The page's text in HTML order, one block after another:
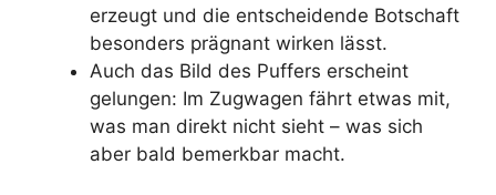
erzeugt und die entscheidende Botschaft
besonders prägnant wirken lässt.
Auch das Bild des Puffers erscheint
gelungen: Im Zugwagen fährt etwas mit,
was man direkt nicht sieht – was sich
aber bald bemerkbar macht.